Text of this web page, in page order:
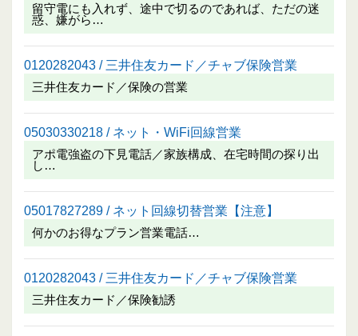
留守電にも入れず、途中で切るのであれば、ただの迷
惑、嫌がら…
0120282043 / 三井住友カード／チャブ保険営業
三井住友カード／保険の営業
05030330218 / ネット・WiFi回線営業
アポ電強盗の下見電話／家族構成、在宅時間の探り出
し…
05017827289 / ネット回線切替営業【注意】
何かのお得なプラン営業電話…
0120282043 / 三井住友カード／チャブ保険営業
三井住友カード／保険勧誘